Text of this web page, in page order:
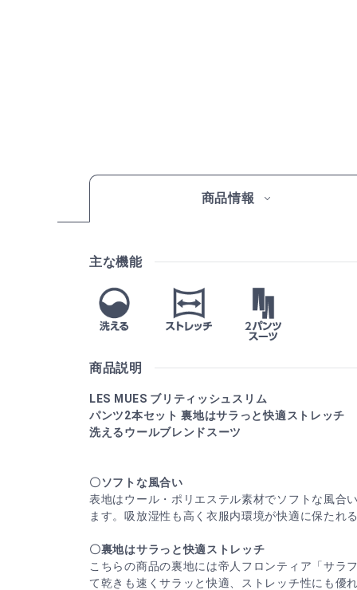
商品情報
主な機能
商品説明
LES MUES ブリティッシュスリム
パンツ2本セット 裏地はサラっと快適ストレッチ
洗えるウールブレンドスーツ
〇ソフトな風合い
表地はウール・ポリエステル素材でソフトな風合
ます。吸放湿性も高く衣服内環境が快適に保たれ
〇裏地はサラっと快適ストレッチ
こちらの商品の裏地には帝人フロンティア「サラ
て乾きも速くサラッと快適、ストレッチ性にも優